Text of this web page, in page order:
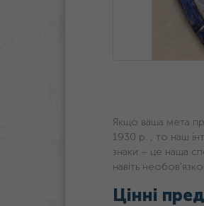
Якщо ваша мета
1930 р. , то наш
знаки – це наша
навіть
Цінні